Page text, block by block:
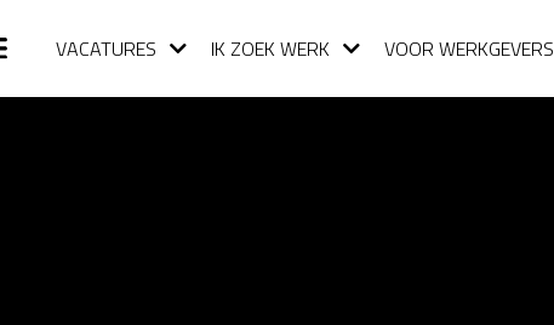
VACATURES IK ZOEK WERK VOOR WERKGEVERS